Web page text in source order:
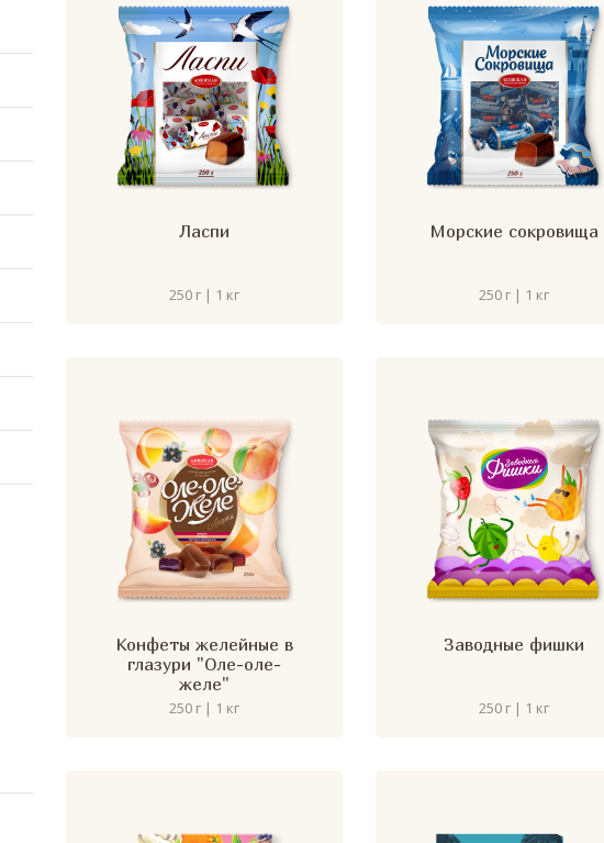
Ласпи
250 г | 1 кг
Морские сокровища
250 г | 1 кг
Конфеты желейные в
глазури "Оле-оле-
желе"
250 г | 1 кг
Заводные фишки
250 г | 1 кг